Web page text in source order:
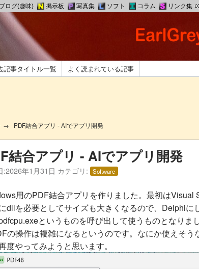
記事タイトル一覧 よく読まれている記事
PDF結合アプリ - AIでアプリ開発
結合アプリ - AIでアプリ開発
:2026年1月31日 カテゴリ: Software
用のPDF結合アプリを作りました。最初はVisual
dllを必要としてサイズも大きくなるので、Delphiに
というものを呼び出して使うものとなりま
の操作は複雑になるというのです。なにか使えそう
度やってみようと思います。
ブログ(趣味) 掲示板 写真集 ソフト コラム リンク集